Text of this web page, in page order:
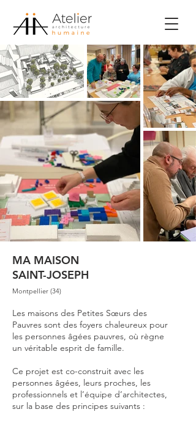
MA MAISON
SAINT-JOSEPH
Montpellier (34)
Les maisons des Petites Sœurs des
Pauvres sont des foyers chaleureux pour
les personnes âgées pauvres, où règne
un véritable esprit de famille.
Ce projet est co-construit avec les
personnes âgées, leurs proches, les
professionnels et l’équipe d’architectes,
sur la base des principes suivants :